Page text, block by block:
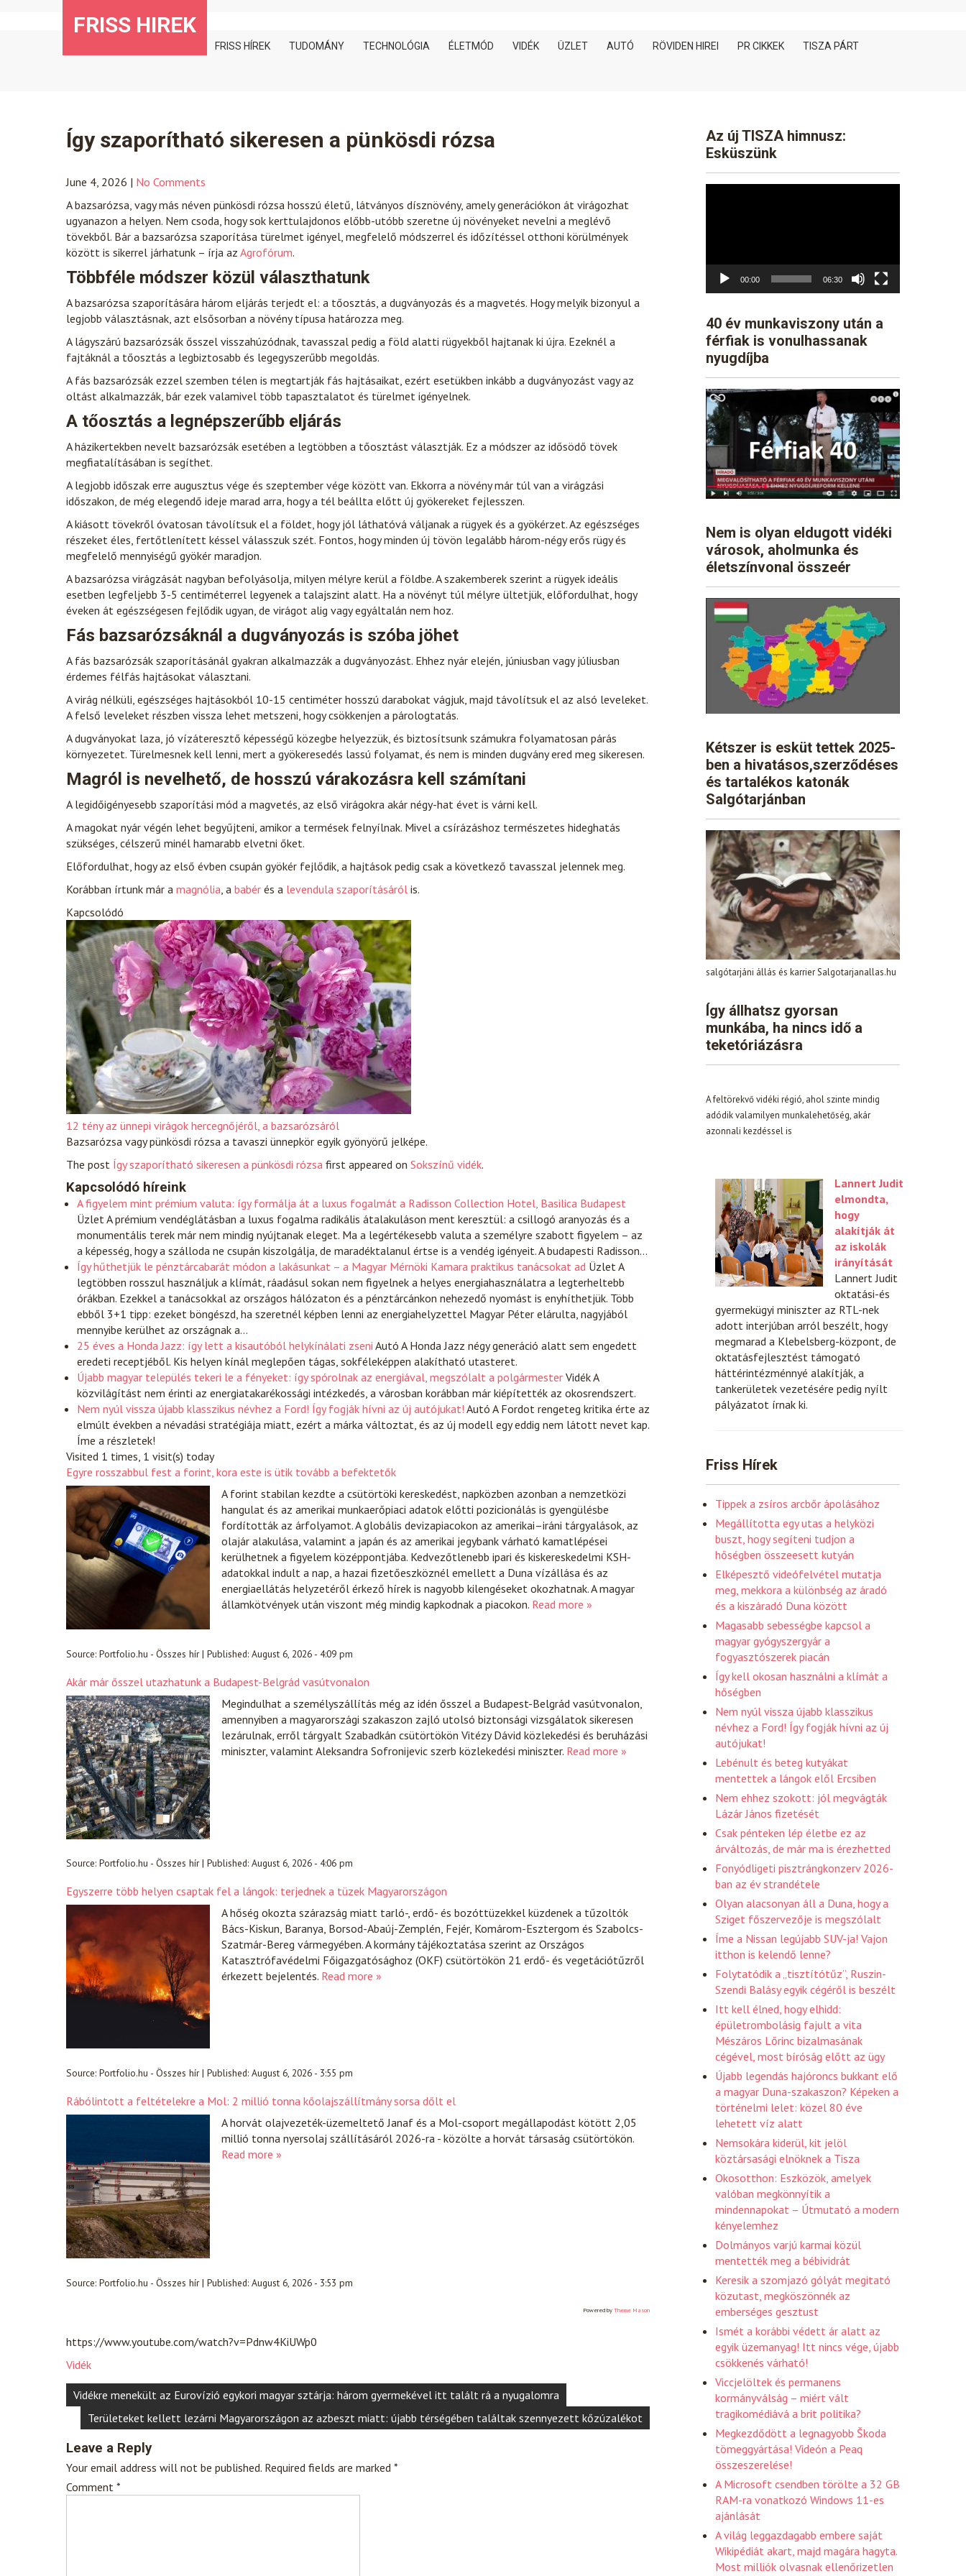
FRISS HIREK
FRISS HÍREK TUDOMÁNY TECHNOLÓGIA ÉLETMÓD VIDÉK ÜZLET AUTÓ RÖVIDEN HIREI PR CIKKEK TISZA PÁRT
Így szaporítható sikeresen a pünkösdi rózsa
June 4, 2026 | No Comments
A bazsarózsa, vagy más néven pünkösdi rózsa hosszú életű, látványos dísznövény, amely generációkon át virágozhat
ugyanazon a helyen. Nem csoda, hogy sok kerttulajdonos előbb-utóbb szeretne új növényeket nevelni a meglévő
tövekből. Bár a bazsarózsa szaporítása türelmet igényel, megfelelő módszerrel és időzítéssel otthoni körülmények
között is sikerrel járhatunk – írja az Agrofórum.
Többféle módszer közül választhatunk
A bazsarózsa szaporítására három eljárás terjedt el: a tőosztás, a dugványozás és a magvetés. Hogy melyik bizonyul a
legjobb választásnak, azt elsősorban a növény típusa határozza meg.
A lágyszárú bazsarózsák ősszel visszahúzódnak, tavasszal pedig a föld alatti rügyekből hajtanak ki újra. Ezeknél a
fajtáknál a tőosztás a legbiztosabb és legegyszerűbb megoldás.
A fás bazsarózsák ezzel szemben télen is megtartják fás hajtásaikat, ezért esetükben inkább a dugványozást vagy az
oltást alkalmazzák, bár ezek valamivel több tapasztalatot és türelmet igényelnek.
A tőosztás a legnépszerűbb eljárás
A házikertekben nevelt bazsarózsák esetében a legtöbben a tőosztást választják. Ez a módszer az idősödő tövek
megfiatalításában is segíthet.
A legjobb időszak erre augusztus vége és szeptember vége között van. Ekkorra a növény már túl van a virágzási
időszakon, de még elegendő ideje marad arra, hogy a tél beállta előtt új gyökereket fejlesszen.
A kiásott tövekről óvatosan távolítsuk el a földet, hogy jól láthatóvá váljanak a rügyek és a gyökérzet. Az egészséges
részeket éles, fertőtlenített késsel válasszuk szét. Fontos, hogy minden új tövön legalább három-négy erős rügy és
megfelelő mennyiségű gyökér maradjon.
A bazsarózsa virágzását nagyban befolyásolja, milyen mélyre kerül a földbe. A szakemberek szerint a rügyek ideális
esetben legfeljebb 3-5 centiméterrel legyenek a talajszint alatt. Ha a növényt túl mélyre ültetjük, előfordulhat, hogy
éveken át egészségesen fejlődik ugyan, de virágot alig vagy egyáltalán nem hoz.
Fás bazsarózsáknál a dugványozás is szóba jöhet
A fás bazsarózsák szaporításánál gyakran alkalmazzák a dugványozást. Ehhez nyár elején, júniusban vagy júliusban
érdemes félfás hajtásokat választani.
A virág nélküli, egészséges hajtásokból 10-15 centiméter hosszú darabokat vágjuk, majd távolítsuk el az alsó leveleket.
A felső leveleket részben vissza lehet metszeni, hogy csökkenjen a párologtatás.
A dugványokat laza, jó vízáteresztő képességű közegbe helyezzük, és biztosítsunk számukra folyamatosan párás
környezetet. Türelmesnek kell lenni, mert a gyökeresedés lassú folyamat, és nem is minden dugvány ered meg sikeresen.
Magról is nevelhető, de hosszú várakozásra kell számítani
A legidőigényesebb szaporítási mód a magvetés, az első virágokra akár négy-hat évet is várni kell.
A magokat nyár végén lehet begyűjteni, amikor a termések felnyílnak. Mivel a csírázáshoz természetes hideghatás
szükséges, célszerű minél hamarabb elvetni őket.
Előfordulhat, hogy az első évben csupán gyökér fejlődik, a hajtások pedig csak a következő tavasszal jelennek meg.
Korábban írtunk már a magnólia, a babér és a levendula szaporításáról is.
Kapcsolódó
12 tény az ünnepi virágok hercegnőjéről, a bazsarózsáról
Bazsarózsa vagy pünkösdi rózsa a tavaszi ünnepkör egyik gyönyörű jelképe.
The post Így szaporítható sikeresen a pünkösdi rózsa first appeared on Sokszínű vidék.
Kapcsolódó híreink
A figyelem mint prémium valuta: így formálja át a luxus fogalmát a Radisson Collection Hotel, Basilica Budapest
ÜzletA prémium vendéglátásban a luxus fogalma radikális átalakuláson ment keresztül: a csillogó aranyozás és a
monumentális terek már nem mindig nyújtanak eleget. Ma a legértékesebb valuta a személyre szabott figyelem – az
a képesség, hogy a szálloda ne csupán kiszolgálja, de maradéktalanul értse is a vendég igényeit. A budapesti Radisson…
Így hűthetjük le pénztárcabarát módon a lakásunkat – a Magyar Mérnöki Kamara praktikus tanácsokat ad ÜzletA
legtöbben rosszul használjuk a klímát, ráadásul sokan nem figyelnek a helyes energiahasználatra a legterheltebb
órákban. Ezekkel a tanácsokkal az országos hálózaton és a pénztárcánkon nehezedő nyomást is enyhíthetjük. Több
ebből 3+1 tipp: ezeket böngészd, ha szeretnél képben lenni az energiahelyzettel Magyar Péter elárulta, nagyjából
mennyibe kerülhet az országnak a…
25 éves a Honda Jazz: így lett a kisautóból helykínálati zseni Autó A Honda Jazz négy generáció alatt sem engedett
eredeti receptjéből. Kis helyen kínál meglepően tágas, sokféleképpen alakítható utasteret.
Újabb magyar település tekeri le a fényeket: így spórolnak az energiával, megszólalt a polgármester VidékA
közvilágítást nem érinti az energiatakarékossági intézkedés, a városban korábban már kiépítették az okosrendszert.
Nem nyúl vissza újabb klasszikus névhez a Ford! Így fogják hívni az új autójukat! Autó A Fordot rengeteg kritika érte az
elmúlt években a névadási stratégiája miatt, ezért a márka változtat, és az új modell egy eddig nem látott nevet kap.
Íme a részletek!
Visited 1 times, 1 visit(s) today
Egyre rosszabbul fest a forint, kora este is ütik tovább a befektetők
A forint stabilan kezdte a csütörtöki kereskedést, napközben azonban a nemzetközi
hangulat és az amerikai munkaerőpiaci adatok előtti pozicionálás is gyengülésbe
fordították az árfolyamot. A globális devizapiacokon az amerikai–iráni tárgyalások, az
olajár alakulása, valamint a japán és az amerikai jegybank várható kamatlépései
kerülhetnek a figyelem középpontjába. Kedvezőtlenebb ipari és kiskereskedelmi KSH-
adatokkal indult a nap, a hazai fizetőeszköznél emellett a Duna vízállása és az
energiaellátás helyzetéről érkező hírek is nagyobb kilengéseket okozhatnak. A magyar
államkötvények után viszont még mindig kapkodnak a piacokon. Read more »
Source: Portfolio.hu - Összes hír| Published: August 6, 2026 - 4:09 pm
Akár már ősszel utazhatunk a Budapest-Belgrád vasútvonalon
Megindulhat a személyszállítás még az idén ősszel a Budapest-Belgrád vasútvonalon,
amennyiben a magyarországi szakaszon zajló utolsó biztonsági vizsgálatok sikeresen
lezárulnak, erről tárgyalt Szabadkán csütörtökön Vitézy Dávid közlekedési és beruházási
miniszter, valamint Aleksandra Sofronijevic szerb közlekedési miniszter. Read more »
Source: Portfolio.hu - Összes hír| Published: August 6, 2026 - 4:06 pm
Egyszerre több helyen csaptak fel a lángok: terjednek a tüzek Magyarországon
A hőség okozta szárazság miatt tarló-, erdő- és bozóttüzekkel küzdenek a tűzoltók
Bács-Kiskun, Baranya, Borsod-Abaúj-Zemplén, Fejér, Komárom-Esztergom és Szabolcs-
Szatmár-Bereg vármegyében. A kormány tájékoztatása szerint az Országos
Katasztrófavédelmi Főigazgatósághoz (OKF) csütörtökön 21 erdő- és vegetációtűzről
érkezett bejelentés. Read more »
Source: Portfolio.hu - Összes hír| Published: August 6, 2026 - 3:55 pm
Rábólintott a feltételekre a Mol: 2 millió tonna kőolajszállítmány sorsa dőlt el
A horvát olajvezeték-üzemeltető Janaf és a Mol-csoport megállapodást kötött 2,05
millió tonna nyersolaj szállításáról 2026-ra - közölte a horvát társaság csütörtökön.
Read more »
Source: Portfolio.hu - Összes hír| Published: August 6, 2026 - 3:53 pm
Powered by Theme Mason
https://www.youtube.com/watch?v=Pdnw4KiUWp0
Vidék
Post
navigation
Vidékre menekült az Eurovízió egykori magyar sztárja: három gyermekével itt talált rá a nyugalomra
Területeket kellett lezárni Magyarországon az azbeszt miatt: újabb térségében találtak szennyezett kőzúzalékot
Leave a Reply
Your email address will not be published. Required fields are marked *
Comment *
Az új TISZA himnusz:
Esküszünk
00:00 06:30
40 év munkaviszony után a
férfiak is vonulhassanak
nyugdíjba
Nem is olyan eldugott vidéki
városok, aholmunka és
életszínvonal összeér
Kétszer is esküt tettek 2025-
ben a hivatásos,szerződéses
és tartalékos katonák
Salgótarjánban
salgótarjáni állás és karrier Salgotarjanallas.hu
Így állhatsz gyorsan
munkába, ha nincs idő a
teketóriázásra
A feltörekvő vidéki régió, ahol szinte mindig
adódik valamilyen munkalehetőség, akár
azonnali kezdéssel is
Lannert Judit
elmondta,
hogy
alakítják át
az iskolák
irányítását
Lannert Judit
oktatási-és
gyermekügyi miniszter az RTL-nek
adott interjúban arról beszélt, hogy
megmarad a Klebelsberg-központ, de
oktatásfejlesztést támogató
háttérintézménnyé alakítják, a
tankerületek vezetésére pedig nyílt
pályázatot írnak ki.
Friss Hírek
Tippek a zsíros arcbőr ápolásához
Megállította egy utas a helyközi
buszt, hogy segíteni tudjon a
hőségben összeesett kutyán
Elképesztő videófelvétel mutatja
meg, mekkora a különbség az áradó
és a kiszáradó Duna között
Magasabb sebességbe kapcsol a
magyar gyógyszergyár a
fogyasztószerek piacán
Így kell okosan használni a klímát a
hőségben
Nem nyúl vissza újabb klasszikus
névhez a Ford! Így fogják hívni az új
autójukat!
Lebénult és beteg kutyákat
mentettek a lángok elől Ercsiben
Nem ehhez szokott: jól megvágták
Lázár János fizetését
Csak pénteken lép életbe ez az
árváltozás, de már ma is érezhetted
Fonyódligeti pisztrángkonzerv 2026-
ban az év strandétele
Olyan alacsonyan áll a Duna, hogy a
Sziget főszervezője is megszólalt
Íme a Nissan legújabb SUV-ja! Vajon
itthon is kelendő lenne?
Folytatódik a „tisztítótűz”, Ruszin-
Szendi Balásy egyik cégéről is beszélt
Itt kell élned, hogy elhidd:
épületrombolásig fajult a vita
Mészáros Lőrinc bizalmasának
cégével, most bíróság előtt az ügy
Újabb legendás hajóroncs bukkant elő
a magyar Duna-szakaszon? Képeken a
történelmi lelet: közel 80 éve
lehetett víz alatt
Nemsokára kiderül, kit jelöl
köztársasági elnöknek a Tisza
Okosotthon: Eszközök, amelyek
valóban megkönnyítik a
mindennapokat – Útmutató a modern
kényelemhez
Dolmányos varjú karmai közül
mentették meg a bébividrát
Keresik a szomjazó gólyát megitató
közutast, megköszönnék az
emberséges gesztust
Ismét a korábbi védett ár alatt az
egyik üzemanyag! Itt nincs vége, újabb
csökkenés várható!
Viccjelöltek és permanens
kormányválság – miért vált
tragikomédiává a brit politika?
Megkezdődött a legnagyobb Škoda
tömeggyártása! Videón a Peaq
összeszerelése!
A Microsoft csendben törölte a 32 GB
RAM-ra vonatkozó Windows 11-es
ajánlását
A világ leggazdagabb embere saját
Wikipédiát akart, majd magára hagyta.
Most milliók olvasnak ellenőrizetlen